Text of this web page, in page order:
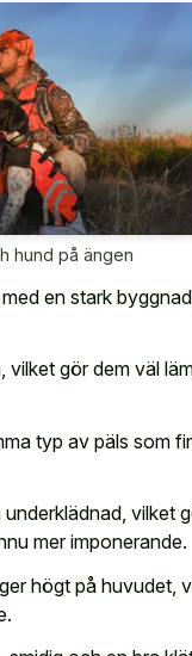
hund på ängen
en stark
vilket gör dem väl
typ av päls som
vilket
mer imponerande.
högt på huvudet,